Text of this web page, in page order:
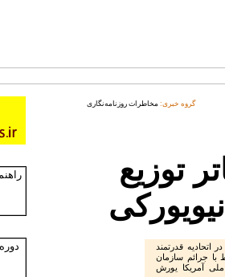
گروه خبری: مخاطرات روزنامه‌نگاری
توزیع
اتحادیه قدرتمند
با جرائم سازمان
ملی آمریکا یورش